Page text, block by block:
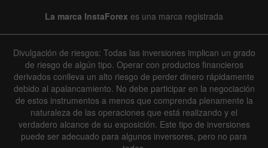
La marca InstaForex es una marca registrada
Divulgación de riesgos: Todas las inversiones implican un grado
de riesgo de algún tipo. Operar con productos financieros
derivados conlleva un alto riesgo de perder dinero rápidamente
debido al apalancamiento. No debe participar en la negociación
de estos instrumentos a menos que comprenda plenamente la
naturaleza de las operaciones que está realizando y el
verdadero alcance de su exposición. Este tipo de inversiones
puede ser adecuado para algunos inversores, pero no para